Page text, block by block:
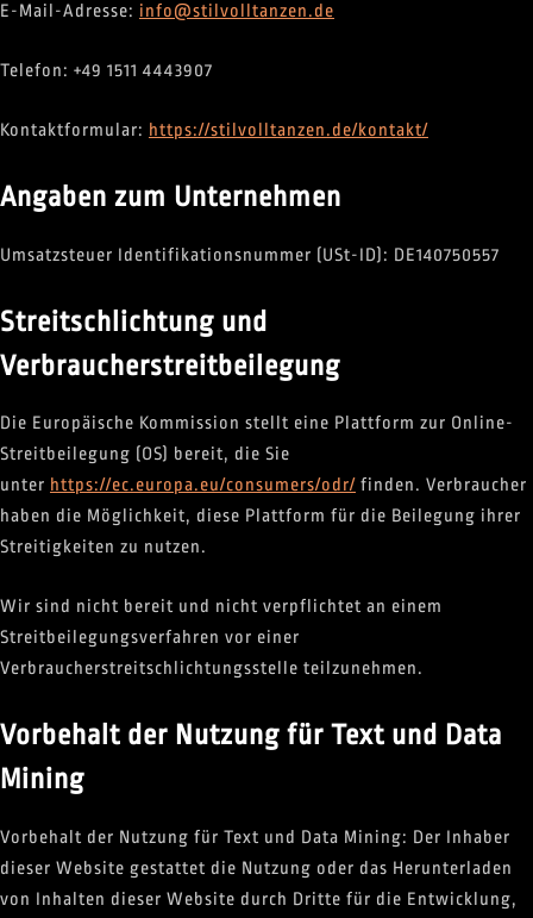
E-Mail-Adresse: info@stilvolltanzen.de
Telefon: +49 1511 4443907
Kontaktformular: https://stilvolltanzen.de/kontakt/
Angaben zum Unternehmen
Umsatzsteuer Identifikationsnummer (USt-ID): DE140750557
Streitschlichtung und
Verbraucherstreitbeilegung
Die Europäische Kommission stellt eine Plattform zur Online-
Streitbeilegung (OS) bereit, die Sie
unter https://ec.europa.eu/consumers/odr/ finden. Verbraucher
haben die Möglichkeit, diese Plattform für die Beilegung ihrer
Streitigkeiten zu nutzen.
Wir sind nicht bereit und nicht verpflichtet an einem
Streitbeilegungsverfahren vor einer
Verbraucherstreitschlichtungsstelle teilzunehmen.
Vorbehalt der Nutzung für Text und Data
Mining
Vorbehalt der Nutzung für Text und Data Mining: Der Inhaber
dieser Website gestattet die Nutzung oder das Herunterladen
von Inhalten dieser Website durch Dritte für die Entwicklung,